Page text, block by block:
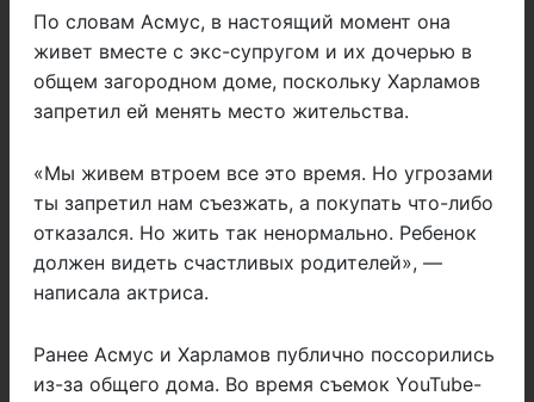
По словам Асмус, в настоящий момент она
живет вместе с экс-супругом и их дочерью в
общем загородном доме, поскольку Харламов
запретил ей менять место жительства.
«Мы живем втроем все это время. Но угрозами
ты запретил нам съезжать, а покупать что-либо
отказался. Но жить так ненормально. Ребенок
должен видеть счастливых родителей», —
написала актриса.
Ранее Асмус и Харламов публично поссорились
из-за общего дома. Во время съемок YouTube-